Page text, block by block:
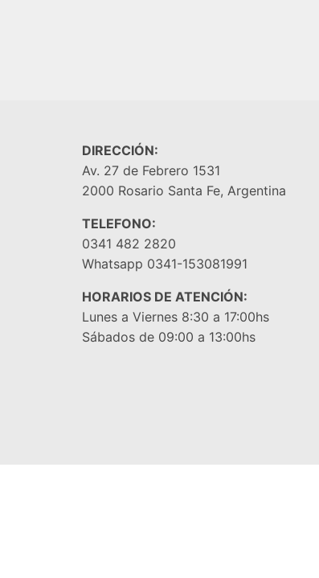
DIRECCIÓN:
Av. 27 de Febrero 1531
2000 Rosario Santa Fe, Argentina
TELEFONO:
0341 482 2820
Whatsapp 0341-153081991
HORARIOS DE ATENCIÓN:
Lunes a Viernes 8:30 a 17:00hs
Sábados de 09:00 a 13:00hs